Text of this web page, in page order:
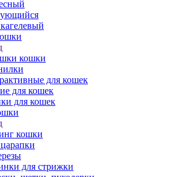
кошки
для кошек
для кошек
для кошек
кошки
для стрижки